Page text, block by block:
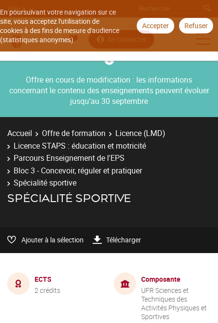
En poursuivant votre navigation sur ce
site, vous acceptez l'utilisation de
cookies à des fins de mesure d'audience
(statistiques anonymes).
Accepter Refuser
Aller à
Se connecter
Offre en cours de modification : les informations
concernant le contenu des enseignements peuvent évoluer
jusqu’au 30 septembre
Accueil Offre de formation
Licence (LMD)
Licence STAPS : éducation et motricité
Parcours Enseignement de l'EPS
Bloc 3 - Concevoir, réguler et pratiquer
Spécialité sportive
SPÉCIALITÉ SPORTIVE
Ajouter à la sélection Télécharger
ECTS
2 crédits
Composante
UFR Sciences et
Techniques des
Activités Physiques et
Sportives